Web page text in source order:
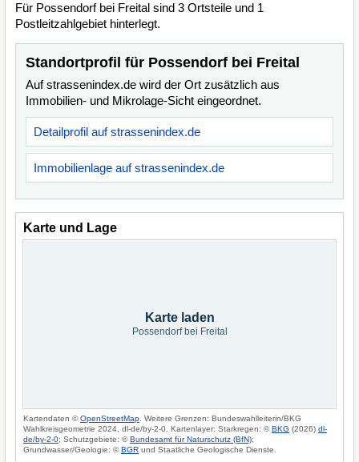
Für Possendorf bei Freital sind 3 Ortsteile und 1
Postleitzahlgebiet hinterlegt.
Standortprofil für Possendorf bei Freital
Auf strassenindex.de wird der Ort zusätzlich aus
Immobilien- und Mikrolage-Sicht eingeordnet.
Detailprofil auf strassenindex.de
Immobilienlage auf strassenindex.de
Karte und Lage
Karte laden
Possendorf bei Freital
Kartendaten ©OpenStreetMap . Weitere Grenzen: Bundeswahlleiterin/BKG
Wahlkreisgeometrie 2024, dl-de/by-2-0. Kartenlayer: Starkregen: ©BKG (2026) dl-
de/by-2-0; Schutzgebiete: ©Bundesamt für Naturschutz (BfN);
Grundwasser/Geologie: ©BGR und Staatliche Geologische Dienste.